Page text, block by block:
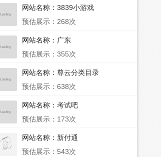
网站名称： 3839小游戏
预估展示：268次
网站名称： 广东
预估展示：355次
网站名称： 尊云分类目录
预估展示：638次
网站名称： 考试吧
预估展示：173次
网站名称： 新付通
预估展示：543次